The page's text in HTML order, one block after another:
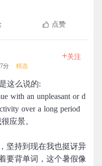
点赞
分 精选
+关注
这么说的:
with an unpleasant or d
over a long period
应景。
坚持到现在我也挺讶异
要背单词，这个暑假像